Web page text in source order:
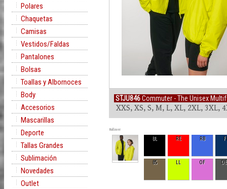
Polares
Chaquetas
Camisas
Vestidos/Faldas
Pantalones
Bolsas
Toallas y Albornoces
Body
Accesorios
Mascarillas
Deporte
Tallas Grandes
Sublimación
Novedades
Outlet
STJU846Commuter - The Unisex
XXS, XS, S, M, L, XL, 2XL, 3XL,
Rollover
BL RE RB
BS LL OF